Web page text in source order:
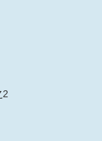
、使用時間、使
站內部所瀏覽的
網站不會也無法
刊登廣告之廠
料。對於您主動
有其個別的私權
傳送商業性資料
2